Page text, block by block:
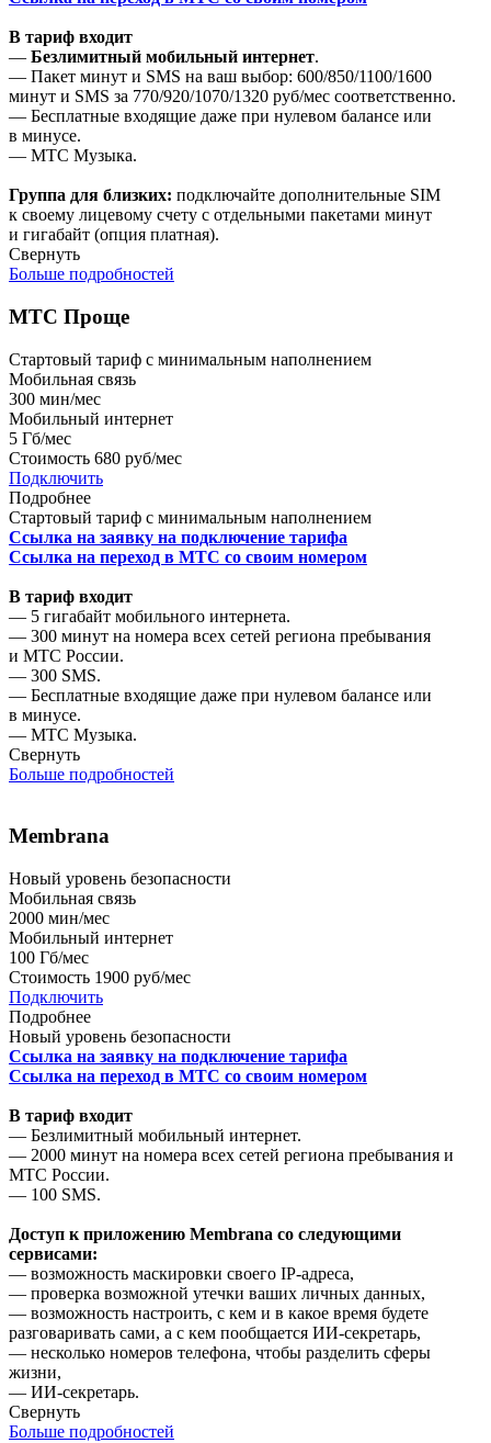
В тариф входит
— Безлимитный мобильный интернет.
— Пакет минут и SMS на ваш выбор: 600/850/1100/1600
минут и SMS за 770/920/1070/1320 руб/мес соответственно.
— Бесплатные входящие даже при нулевом балансе или
в минусе.
— МТС Музыка.
Группа для близких: подключайте дополнительные SIM
к своему лицевому счету с отдельными пакетами минут
и гигабайт (опция платная).
Свернуть
Больше подробностей
МТС Проще
Стартовый тариф с минимальным наполнением
Мобильная связь
300 мин/мес
Мобильный интернет
5 Гб/мес
Стоимость 680 руб/мес
Подключить
Подробнее
Стартовый тариф с минимальным наполнением
Ссылка на заявку на подключение тарифа
Ссылка на переход в МТС со своим номером
В тариф входит
— 5 гигабайт мобильного интернета.
— 300 минут на номера всех сетей региона пребывания
и МТС России.
— 300 SMS.
— Бесплатные входящие даже при нулевом балансе или
в минусе.
— МТС Музыка.
Свернуть
Больше подробностей
Membrana
Новый уровень безопасности
Мобильная связь
2000 мин/мес
Мобильный интернет
100 Гб/мес
Стоимость 1900 руб/мес
Подключить
Подробнее
Новый уровень безопасности
Ссылка на заявку на подключение тарифа
Ссылка на переход в МТС со своим номером
В тариф входит
— Безлимитный мобильный интернет.
— 2000 минут на номера всех сетей региона пребывания и
МТС России.
— 100 SMS.
Доступ к приложению Membrana со следующими
сервисами:
— возможность маскировки своего IP-адреса,
— проверка возможной утечки ваших личных данных,
— возможность настроить, с кем и в какое время будете
разговаривать сами, а с кем пообщается ИИ-секретарь,
— несколько номеров телефона, чтобы разделить сферы
жизни,
— ИИ-секретарь.
Свернуть
Больше подробностей